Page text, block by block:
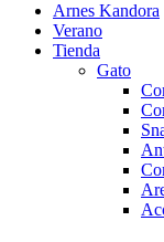
Arnes Kandora
Verano
Tienda
Gato